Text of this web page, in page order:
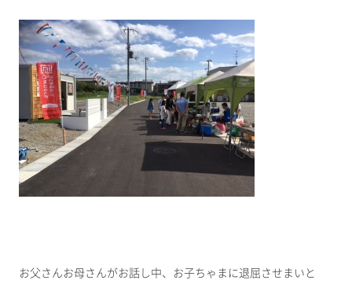
お父さんお母さんがお話し中、お子ちゃまに退屈させまいと